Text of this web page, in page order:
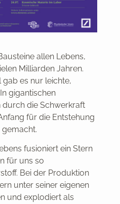
allen Lebens,
Milliarden Jahren.
es nur leichte,
gigantischen
durch die Schwerkraft
für die Entstehung
fusioniert ein Stern
für uns so
Bei der Produktion
unter seiner eigenen
und explodiert als